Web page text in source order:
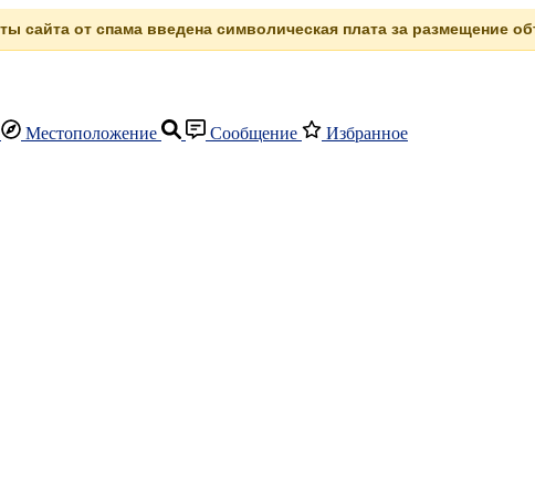
сайта от спама введена символическая плата за размещение
Местоположение Сообщение Избранное